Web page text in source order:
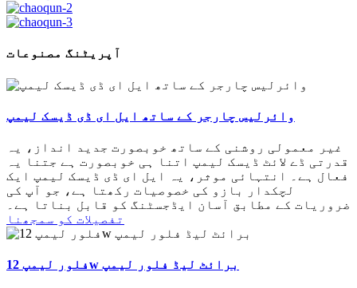
آپریٹنگ مصنوعات
وائرلیس چارجر کے ساتھ ایل ای ڈی ڈیسک لیمپ
غیر معمولی روشنی کے ساتھ خوبصورت جدید انداز، یہ
قدرتی ڈے لائٹ ڈیسک لیمپ اتنا ہی خوبصورت ہے جتنا یہ
فعال ہے۔ انتہائی موثر، یہ ایل ای ڈی ڈیسک لیمپ ایک
لچکدار بازو کی خصوصیات رکھتا ہے، جو آپ کی
ضروریات کے مطابق آسان ایڈجسٹنگ کو قابل بناتا ہے۔
تفصیلات کو سمجھنا
فلور لیمپ 12w برائٹ لیڈ فلور لیمپ